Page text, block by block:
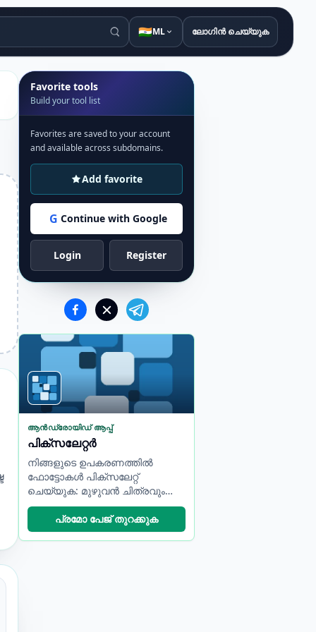
🇮🇳ML ലോഗിൻ ചെയ്യുക
Favorite tools
Build your tool list
Favorites are saved to your account
and available across subdomains.
Add favorite
G Continue with Google
Login Register
ആൻഡ്രോയിഡ് ആപ്പ്
പിക്സലേറ്റർ
നിങ്ങളുടെ ഉപകരണത്തിൽ
ഫോട്ടോകൾ പിക്സലേറ്റ്
ചെയ്യുക: മുഴുവൻ ചിത്രവും
പ്രോസസ്സ് ചെയ്യുക
അല്ലെങ്കിൽ ബ്രഷ് ഉപയോഗിച്ച്
തിരഞ്ഞെടുത്ത പ്രദേശങ്ങൾ
പ്രമോ പേജ് തുറക്കുക